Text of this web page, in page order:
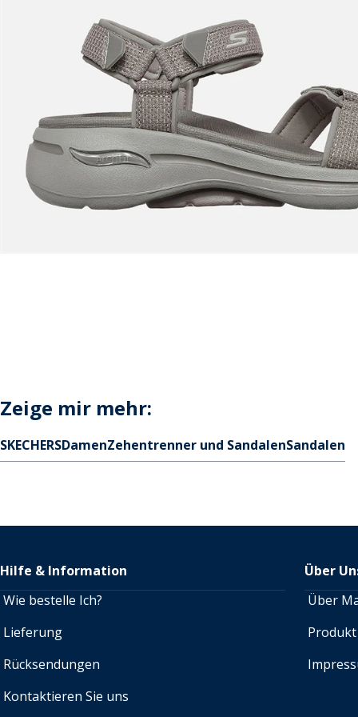
Zeige mir mehr:
SKECHERSDamenZehentrenner und SandalenSandalen
Hilfe & Information
Wie bestelle Ich?
Lieferung
Rücksendungen
Kontaktieren Sie uns
Über
Über
Produkt